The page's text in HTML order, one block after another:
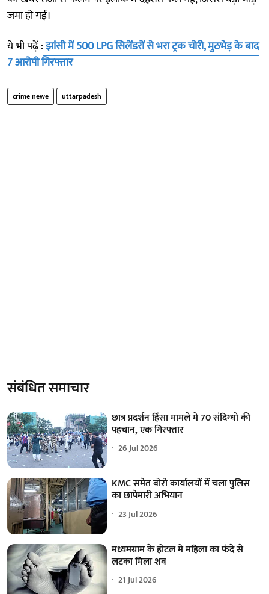
जमा हो गई।
ये भी पढ़ें :झांसी में 500 LPG सिलेंडरों से भरा ट्रक चोरी, मुठभेड़ के बाद
7 आरोपी गिरफ्तार
crime newe uttarpadesh
संबंधित समाचार
छात्र प्रदर्शन हिंसा मामले में 70 संदिग्धों की
पहचान, एक गिरफ्तार
26 Jul 2026
KMC समेत बोरो कार्यालयों में चला पुलिस
का छापेमारी अभियान
23 Jul 2026
मध्यमग्राम के होटल में महिला का फंदे से
लटका मिला शव
21 Jul 2026